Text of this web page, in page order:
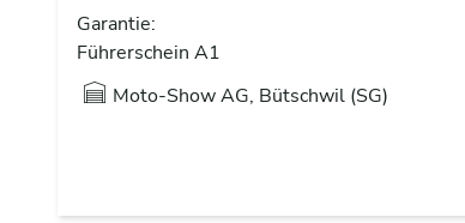
Garantie:
Führerschein A1
Moto-Show AG, Bütschwil (SG)